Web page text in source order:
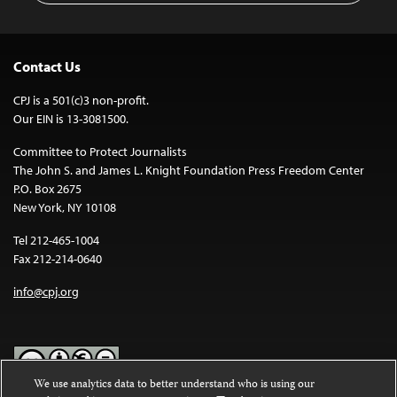
Contact Us
CPJ is a 501(c)3 non-profit.
Our EIN is 13-3081500.
Committee to Protect Journalists
The John S. and James L. Knight Foundation Press Freedom Center
P.O. Box 2675
New York, NY 10108
Tel 212-465-1004
Fax 212-214-0640
info@cpj.org
We use analytics data to better understand who is using our